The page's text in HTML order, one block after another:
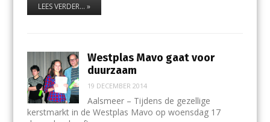
LEES VERDER... »
Westplas Mavo gaat voor
duurzaam
19 DECEMBER 2014
Aalsmeer – Tijdens de gezellige
kerstmarkt in de Westplas Mavo op woensdag 17